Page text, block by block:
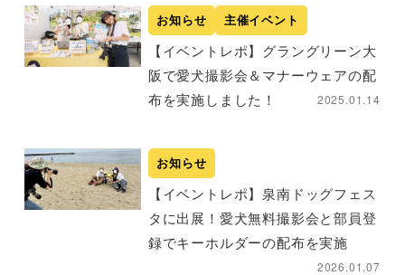
お知らせ 主催イベント
【イベントレポ】グラングリーン大
阪で愛犬撮影会＆マナーウェアの配
布を実施しました！
2025.01.14
お知らせ
【イベントレポ】泉南ドッグフェス
タに出展！愛犬無料撮影会と部員登
録でキーホルダーの配布を実施
2026.01.07